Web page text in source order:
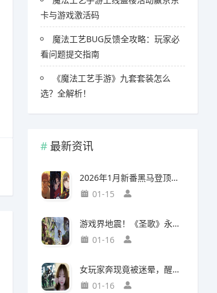
卡与游戏激活码
魔法工艺BUG反馈全攻略：玩家必
看问题提交指南
《魔法工艺手游》九套套装怎么
选？全解析！
最新资讯
2026年1月新番黑马登顶，竟然力压《咒术回战》拿下第一
01-15
游戏界地震！《圣歌》永久停服，《生化9》海报震撼亮相
01-16
女玩家奔现竟被迷晕，醒来后价值千万的游戏装备不翼而飞
01-16